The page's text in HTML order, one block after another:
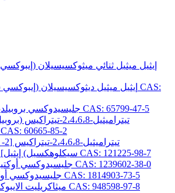
3-جليسيدوكسي بروبيلديميثوكسيميثيلسيلان CAS: 65799-47-5
سيكلوتيتراسيلوكسان CAS: 60665-85-2
سيكلوهكسيل) إيثيل] سيكلوتيتراسيلوكسان CAS: 121225-98-7
8-جليسيدوكسي أوكتيل تريميثوكسيسيلان CAS: 1239602-38-0
8-جليسيدوكسي أوكتيلترييثوكسيسيلان CAS: 1814903-73-5
ميثاكريليت الايبوكسي سيكلوسيلوكسان CAS: 948598-97-8